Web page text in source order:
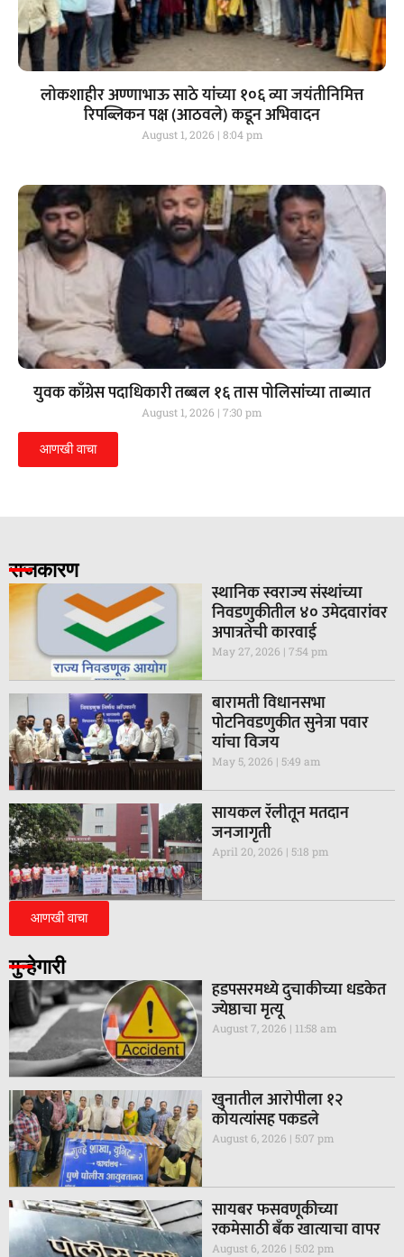
लोकशाहीर अण्णाभाऊ साठे यांच्या १०६ व्या जयंतीनिमित्त
रिपब्लिकन पक्ष (आठवले) कडून अभिवादन
August 1, 2026 8:04 pm
युवक काँग्रेस पदाधिकारी तब्बल १६ तास पोलिसांच्या ताब्यात
August 1, 2026 7:30 pm
आणखी वाचा
राजकारण
स्थानिक स्वराज्य संस्थांच्या
निवडणुकीतील ४० उमेदवारांवर
अपात्रतेची कारवाई
May 27, 2026 7:54 pm
बारामती विधानसभा
पोटनिवडणुकीत सुनेत्रा पवार
यांचा विजय
May 5, 2026 5:49 am
सायकल रॅलीतून मतदान
जनजागृती
April 20, 2026 5:18 pm
आणखी वाचा
गुन्हेगारी
हडपसरमध्ये दुचाकीच्या धडकेत
ज्येष्ठाचा मृत्यू
August 7, 2026 11:58 am
खुनातील आरोपीला १२
कोयत्यांसह पकडले
August 6, 2026 5:07 pm
सायबर फसवणूकीच्या
रकमेसाठी बँक खात्याचा वापर
August 6, 2026 5:02 pm